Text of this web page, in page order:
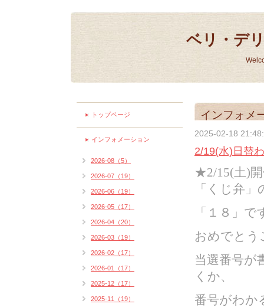
ベリ・デ
インフォメ
2025-02-18
2/19(水)日替
★2/15(土)
「くじ弁
「１８」で
おめでとう
当選番号が
くか、
番号がわか
トップページ
インフォメーション
2026-08（5）
2026-07（19）
2026-06（19）
2026-05（17）
2026-04（20）
2026-03（19）
2026-02（17）
2026-01（17）
2025-12（17）
2025-11（19）